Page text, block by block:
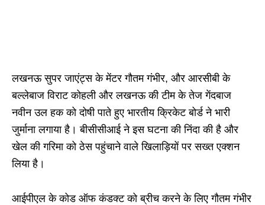
लखनऊ सुपर जाएंट्स के मेंटर गौतम गंभीर, और आरसीबी के
बल्लेबाज विराट कोहली और लखनऊ की टीम के तेज गेंदबाज
नवीन उल हक को दोषी पाते हुए भारतीय क्रिकेट बोर्ड ने भारी
जुर्माना लगाया है। बीसीसीआई ने इस घटना की निंदा की है और
खेल की गरिमा को ठेस पहुंचाने वाले खिलाड़ियों पर सख्त एक्शन
लिया है।
आईपीएल के कोड ऑफ कंडक्ट को ब्रीच करने के लिए गौतम गंभीर